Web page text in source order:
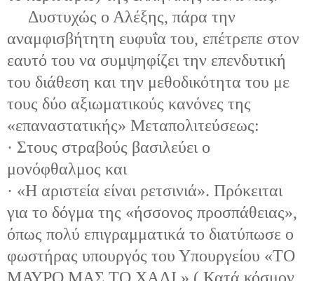
Δυστυχώς ο Αλέξης, πάρα την
αναμφισβήτητη ευφυΐα του, επέτρεπε στον
εαυτό του να συμψηφίζει την επενδυτική
του διάθεση και την μεθοδικότητα του με
τους δύο αξιωματικούς κανόνες της
«επαναστατικής» Μεταπολιτεύσεως:
· Στους στραβούς βασιλεύει ο
μονόφθαλμος και
· «Η αριστεία είναι ρετσινιά». Πρόκειται
για το δόγμα της «ήσσονος προσπάθειας»,
όπως πολύ επιγραμματικά το διατύπωσε ο
φωστήρας υπουργός του Υπουργείου «ΤΟ
ΜΑΥΡΟ ΜΑΣ ΤΟ ΧΑΛΙ » ( Κατά κόσμον